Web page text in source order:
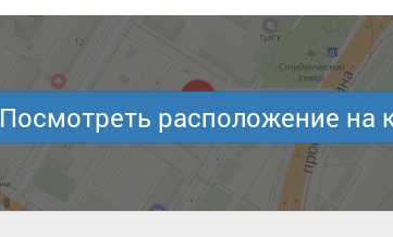
Посмотреть расположение на